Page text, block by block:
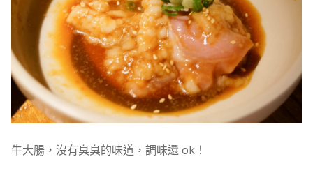
牛大腸，沒有臭臭的味道，調味還 ok！